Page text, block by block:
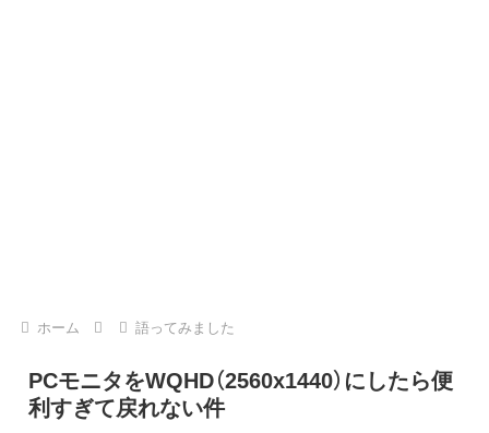
ホーム 語ってみました
PCモニタをWQHD（2560x1440）にしたら便
利すぎて戻れない件